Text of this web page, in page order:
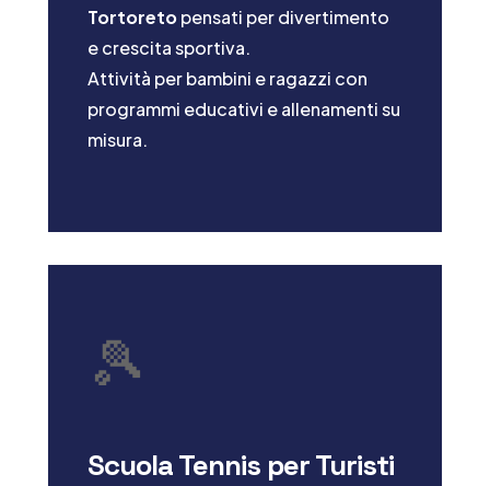
Tortoretopensati per divertimento
e crescita sportiva.
Attività per bambini e ragazzi con
programmi educativi e allenamenti su
misura.
🎾
Scuola Tennis per Turisti